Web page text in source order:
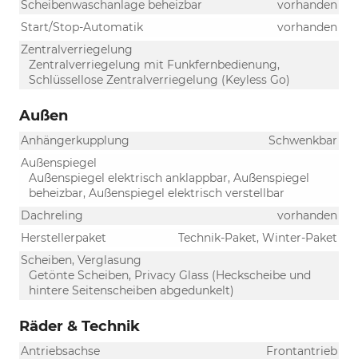
Scheibenwaschanlage beheizbar
vorhanden
Start/Stop-Automatik
vorhanden
Zentralverriegelung
Zentralverriegelung mit Funkfernbedienung,
Schlüssellose Zentralverriegelung (Keyless Go)
Außen
Anhängerkupplung
Schwenkbar
Außenspiegel
Außenspiegel elektrisch anklappbar, Außenspiegel
beheizbar, Außenspiegel elektrisch verstellbar
Dachreling
vorhanden
Herstellerpaket
Technik-Paket, Winter-Paket
Scheiben, Verglasung
Getönte Scheiben, Privacy Glass (Heckscheibe und
hintere Seitenscheiben abgedunkelt)
Räder & Technik
Antriebsachse
Frontantrieb